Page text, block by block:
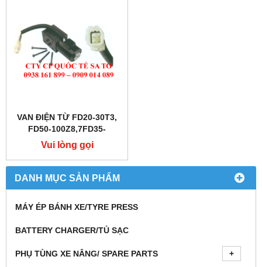
DANH MỤC SẢN PHẨM
MÁY ÉP BÁNH XE/TYRE PRESS
BATTERY CHARGER/TỦ SẠC
PHỤ TÙNG XE NÂNG/ SPARE PARTS
VAN ĐIỆN TỪ FD20-30T3,
FD50-100Z8,7FD35-
50,FD10-30N
Vui lòng gọi